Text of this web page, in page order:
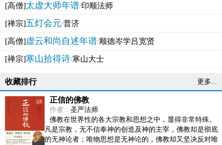
[高僧]太虚大师年谱/印顺法师
[禅宗]五灯会元/普济
[高僧]虚云和尚自述年谱/顺德岑学吕宽贤
[禅宗]寒山拾得诗/寒山大士
收藏排行 更多...
正信的佛教
作者： 圣严法师
佛教在世界性的各大宗教和思想之中，显得非常特殊。
凡是宗教，无不信奉神的创造及神的主宰，佛教却是彻底
的无神论者；唯物思想是无神论的，佛教却又坚决反对唯